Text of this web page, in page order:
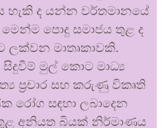
හැකි ද යන්න වර්තමානයේ
පොදු සමාජය තුළ ද
මාතෘකාවකි.
මුල් කොට මාධ්‍ය
ප්‍රචාර සහ කරුණු විකෘති
රෝග සඳහා ලබාදෙන
අනියත බියක් නිර්මාණය